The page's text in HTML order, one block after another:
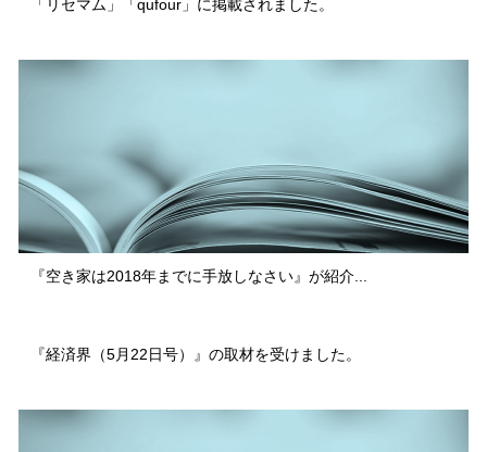
「リセマム」「qufour」に掲載されました。
『空き家は2018年までに手放しなさい』が紹介...
『経済界（5月22日号）』の取材を受けました。